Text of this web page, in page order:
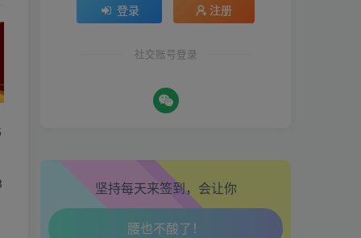
登录 注册
社交账号登录
期魔方会员权益对比，总有
一项适合您！
登录 注册
社交账号登录
坚持每天来签到，会让你
生活也美好了！
走路也有劲了！
腿也不痛了！